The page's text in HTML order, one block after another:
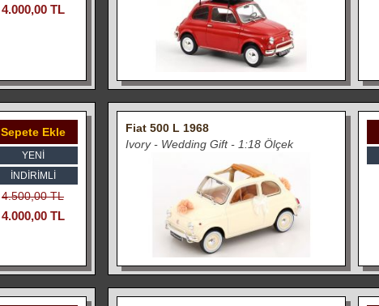
4.000,00 TL
Sepete Ekle
YENİ
İNDIRIMLI
4.500,00 TL
4.000,00 TL
Fiat 500 L 1968
Ivory - Wedding Gift - 1:18 Ölçek